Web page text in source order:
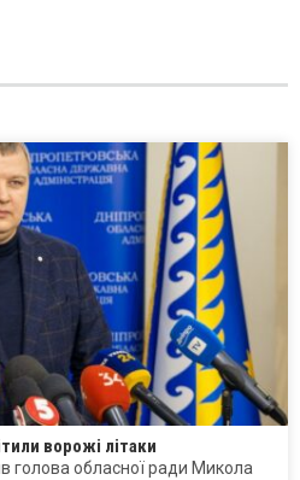
ворожі літаки
голова обласної ради Микола